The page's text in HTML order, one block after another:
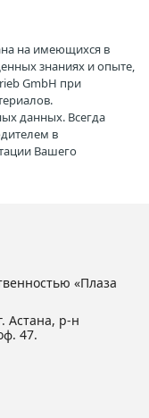
на имеющихся в
знаниях и опыте,
GmbH при
данных. Всегда
в
Вашего
«Плаза
Астана, р-н
47.